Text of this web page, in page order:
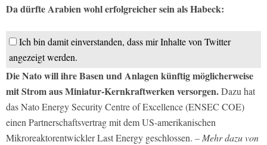
Da dürfte Arabien wohl erfolgreicher sein als Habeck:
Ich bin damit einverstanden, dass mir Inhalte von Twitter
angezeigt werden.
Die Nato will ihre Basen und Anlagen künftig möglicherweise
mit Strom aus Miniatur-Kernkraftwerken versorgen.Dazu hat
das Nato Energy Security Centre of Excellence (ENSEC COE)
einen Partnerschaftsvertrag mit dem US-amerikanischen
Mikroreaktorentwickler Last Energy geschlossen. – Mehr dazu von